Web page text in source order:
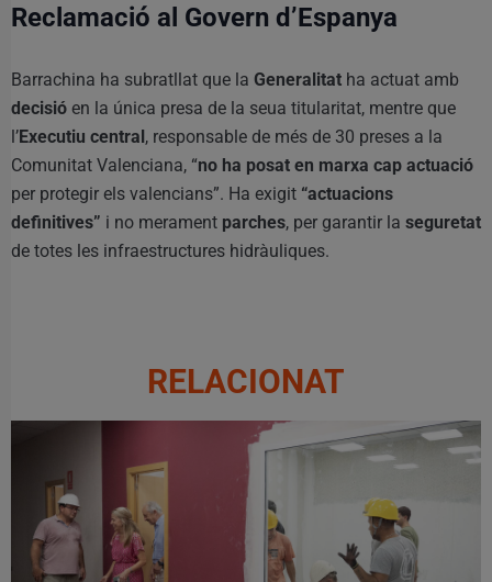
Reclamació al Govern d’Espanya
Barrachina ha subratllat que la Generalitat ha actuat amb
decisió en la única presa de la seua titularitat, mentre que
l’Executiu central, responsable de més de 30 preses a la
Comunitat Valenciana, “no ha posat en marxa cap actuació
per protegir els valencians”. Ha exigit “actuacions
definitives” i no merament parches, per garantir la seguretat
de totes les infraestructures hidràuliques.
RELACIONAT